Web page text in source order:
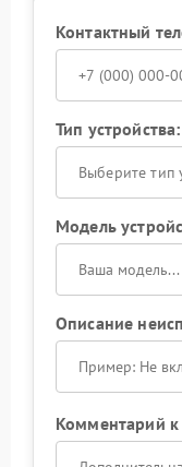
Контактный
Тип устройства:
Выберите тип
Модель
Описание
Комментарий к